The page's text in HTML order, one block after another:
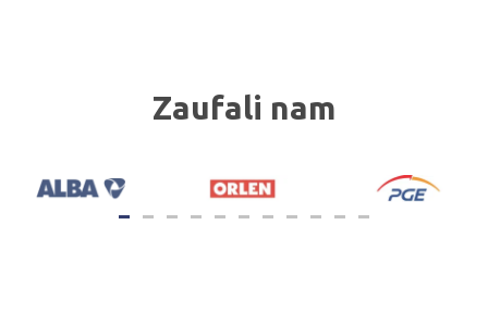
Zaufali nam